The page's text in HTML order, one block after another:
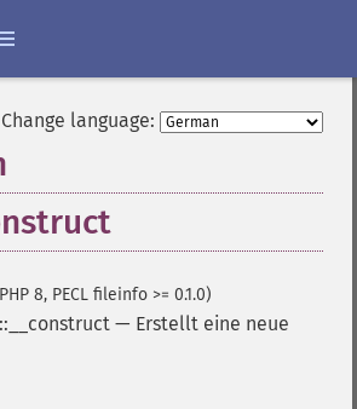
Change language:
8, PECL fileinfo >= 0.1.0)
— Erstellt eine neue